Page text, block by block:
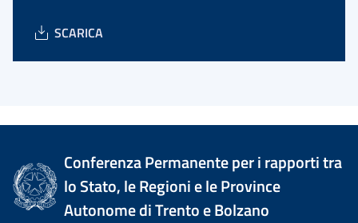
SCARICA
Conferenza Permanente per i rapporti tra
lo Stato, le Regioni e le Province
Autonome di Trento e Bolzano